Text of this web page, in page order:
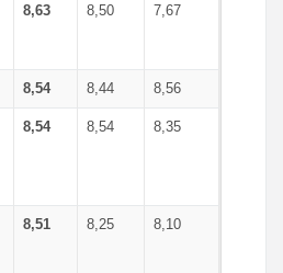
8,63 8,50 7,67
8,54 8,44 8,56
8,54 8,54 8,35
8,51 8,25 8,10